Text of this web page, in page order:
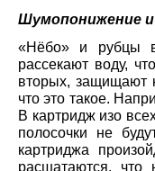
Шумопонижение
«Нёбо» и рубцы
рассекают воду,
вторых, защищают
что это такое.
В картридж изо
полосочки не
картриджа
расшатаются, что